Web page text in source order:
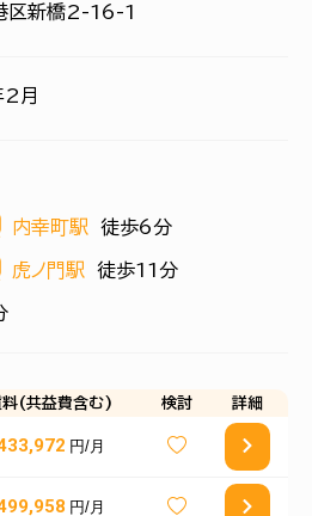
区新橋2-16-1
月
内幸町駅 徒歩6分
虎ノ門駅 徒歩11分
料(共益費含む) 検討 詳細
円/月
円/月